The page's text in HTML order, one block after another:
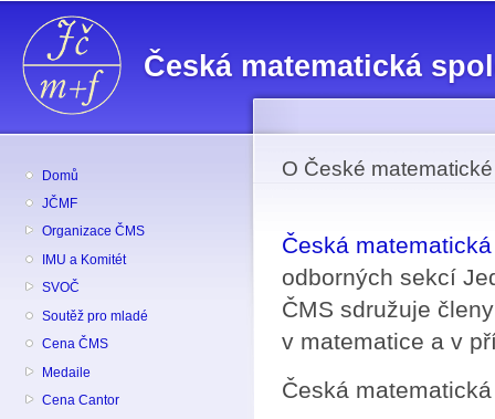
Česká matematická
Domů
JČMF
Organizace ČMS
IMU a Komitét
SVOČ
Soutěž pro mladé
Cena ČMS
Medaile
Cena Cantor
O České
Česká
odborných sekcí
ČMS sdružuje
v matematice a v
Česká